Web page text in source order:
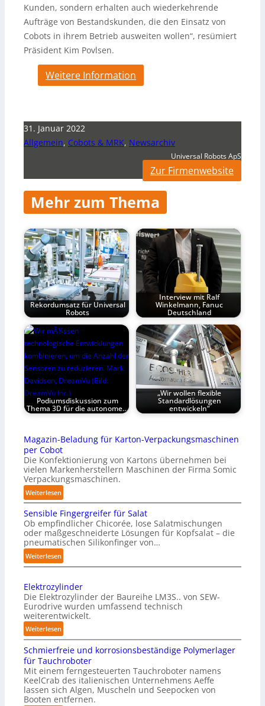
Kunden, sondern erhalten auch wiederkehrende
Aufträge von Bestandskunden, die den Einsatz von
Cobots in ihrem Betrieb ausweiten wollen“, resümiert
Präsident Kim Povlsen.
Weitere Information
31. Januar 2022
Allgemein, Cobots & MRK, Newsarchiv
Universal Robots ApS
Zur Firmenwebsite
Mehr zum Thema
Rekordumsatz für Universal
Robots
Interview mit Ralf
Winkelmann, Fanuc
Deutschland
Podiumsdiskussion zum
Thema 3D für die autonome…
„Wir wollen flexible
Standardlösungen
entwickeln“
Magazin-Beladung für Karton-Verpackungsmaschinen
per Cobot
Die Konfektionierung von Kartons übernehmen bei
vielen Markenherstellern Maschinen der Firma Somic
Verpackungsmaschinen.
Weiterlesen:
M
a
g
a
z
i
n
-
B
e
l
d
u
n
g
f
ü
Sensible Fingergreifer für Salat
Ob empfindlicher Chicorée, lose Salatmischungen
oder maßgeschneiderte Lösungen für Kopfsalat – die
pneumatischen Silikonfinger von…
Weiterlesen:
S
n
s
i
b
l
i
n
g
e
Elektrozylinder
Die Elektrozylinder der Baureihe LM3S.. von SEW-
Eurodrive wurden umfassend technisch
weiterentwickelt.
Weiterlesen:
E
l
e
k
t
r
Schmierfreie und korrosionsbeständige Polymerlager
für Tauchroboter
Mit einem ferngesteuerten Tauchroboter namens
KeelCrab des italienischen Unternehmens Aeffe
lassen sich Algen, Muscheln und Seepocken von
Booten entfernen.